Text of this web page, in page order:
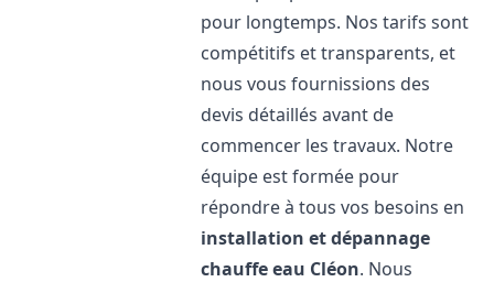
pour longtemps. Nos tarifs sont
compétitifs et transparents, et
nous vous fournissions des
devis détaillés avant de
commencer les travaux. Notre
équipe est formée pour
répondre à tous vos besoins en
installation et dépannage
chauffe eau Cléon. Nous